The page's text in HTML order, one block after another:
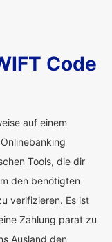
Code
auf einem
Tools, die dir
den benötigten
verifizieren. Es ist
Zahlung parat zu
Ausland den